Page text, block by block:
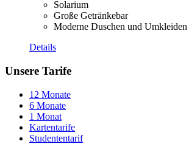
Solarium
Große Getränkebar
Moderne Duschen und Umkleiden
Details
Unsere Tarife
12 Monate
6 Monate
1 Monat
Kartentarife
Studententarif